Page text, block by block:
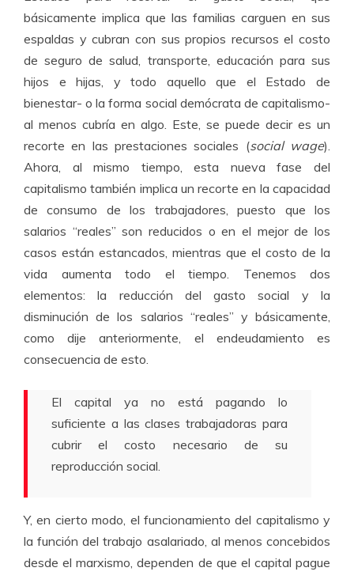
básicamente implica que las familias carguen en sus
espaldas y cubran con sus propios recursos el costo
de seguro de salud, transporte, educación para sus
hijos e hijas, y todo aquello que el Estado de
bienestar- o la forma social demócrata de capitalismo-
al menos cubría en algo. Este, se puede decir es un
recorte en las prestaciones sociales (social wage).
Ahora, al mismo tiempo, esta nueva fase del
capitalismo también implica un recorte en la capacidad
de consumo de los trabajadores, puesto que los
salarios “reales” son reducidos o en el mejor de los
casos están estancados, mientras que el costo de la
vida aumenta todo el tiempo. Tenemos dos
elementos: la reducción del gasto social y la
disminución de los salarios “reales” y básicamente,
como dije anteriormente, el endeudamiento es
consecuencia de esto.
El capital ya no está pagando lo
suficiente a las clases trabajadoras para
cubrir el costo necesario de su
reproducción social.
Y, en cierto modo, el funcionamiento del capitalismo y
la función del trabajo asalariado, al menos concebidos
desde el marxismo, dependen de que el capital pague